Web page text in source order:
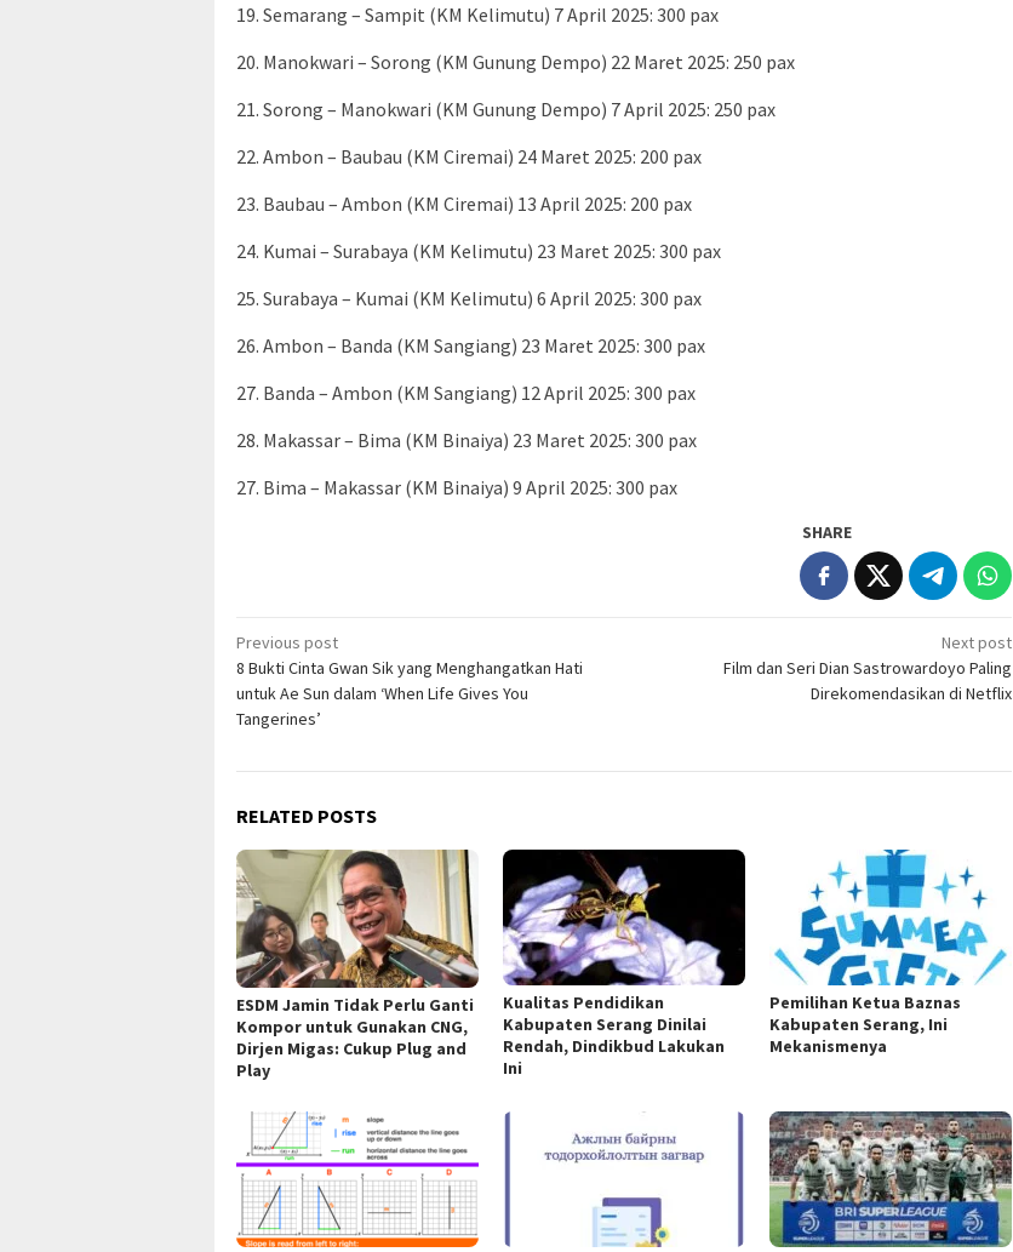
19. Semarang – Sampit (KM Kelimutu) 7 April 2025: 300 pax
20. Manokwari – Sorong (KM Gunung Dempo) 22 Maret 2025: 250 pax
21. Sorong – Manokwari (KM Gunung Dempo) 7 April 2025: 250 pax
22. Ambon – Baubau (KM Ciremai) 24 Maret 2025: 200 pax
23. Baubau – Ambon (KM Ciremai) 13 April 2025: 200 pax
24. Kumai – Surabaya (KM Kelimutu) 23 Maret 2025: 300 pax
25. Surabaya – Kumai (KM Kelimutu) 6 April 2025: 300 pax
26. Ambon – Banda (KM Sangiang) 23 Maret 2025: 300 pax
27. Banda – Ambon (KM Sangiang) 12 April 2025: 300 pax
28. Makassar – Bima (KM Binaiya) 23 Maret 2025: 300 pax
27. Bima – Makassar (KM Binaiya) 9 April 2025: 300 pax
SHARE
Post
navigation
Previous post
8 Bukti Cinta Gwan Sik yang Menghangatkan Hati
untuk Ae Sun dalam ‘When Life Gives You
Tangerines’
Next post
Film dan Seri Dian Sastrowardoyo Paling
Direkomendasikan di Netflix
RELATED POSTS
ESDM Jamin Tidak Perlu Ganti
Kompor untuk Gunakan CNG,
Dirjen Migas: Cukup Plug and
Play
Kualitas Pendidikan
Kabupaten Serang Dinilai
Rendah, Dindikbud Lakukan
Ini
Pemilihan Ketua Baznas
Kabupaten Serang, Ini
Mekanismenya